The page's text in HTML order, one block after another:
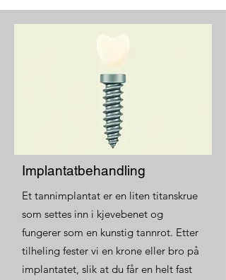
Implantatbehandling
Et tannimplantat er en liten titanskrue
som settes inn i kjevebenet og
fungerer som en kunstig tannrot. Etter
tilheling fester vi en krone eller bro på
implantatet, slik at du får en helt fast